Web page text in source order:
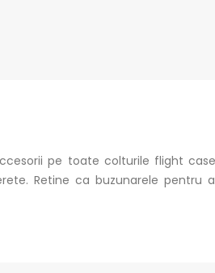
pe toate colturile flight
Retine ca buzunarele pentru